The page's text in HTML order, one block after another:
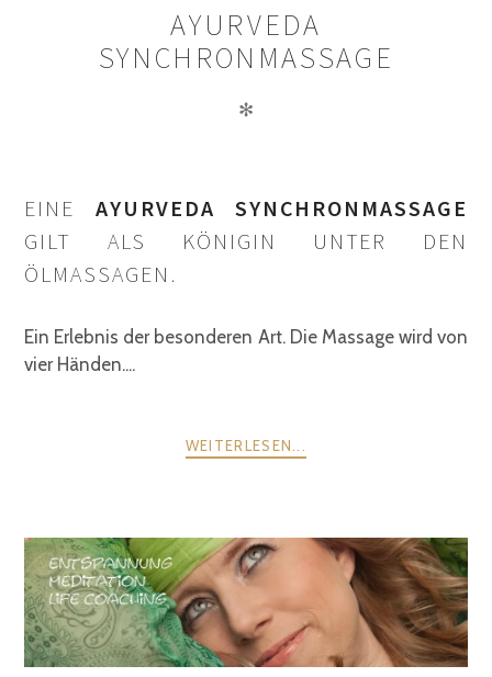
AYURVEDA
SYNCHRONMASSAGE
✻
EINE AYURVEDA SYNCHRONMASSAGE
GILT ALS KÖNIGIN UNTER DEN
ÖLMASSAGEN.
Ein Erlebnis der besonderen Art. Die Massage wird von
vier Händen....
WEITERLESEN...